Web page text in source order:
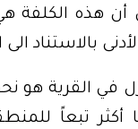
أن هذه الكلفة
بالاستناد الى
ليرة وربما